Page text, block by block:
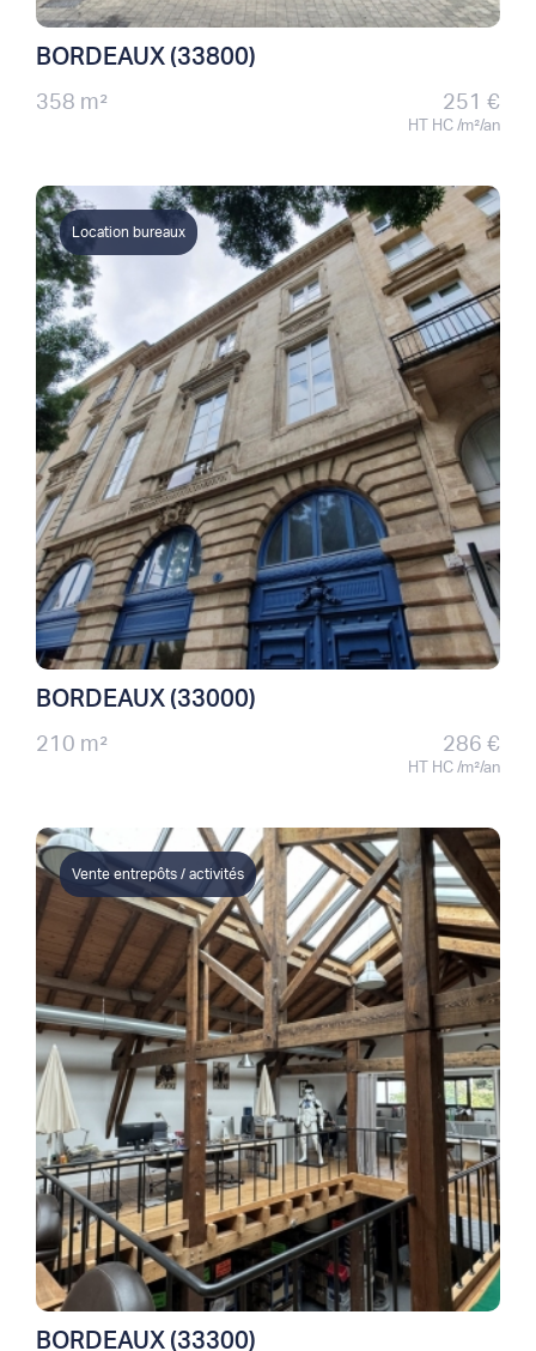
BORDEAUX (33800)
358 m² 251 €
HT HC /m²/an
Location bureaux
BORDEAUX (33000)
210 m² 286 €
HT HC /m²/an
Vente entrepôts / activités
BORDEAUX (33300)